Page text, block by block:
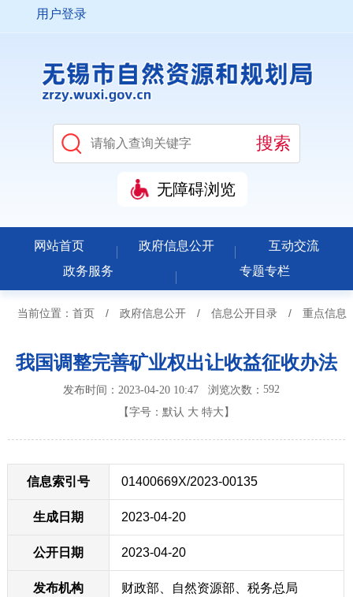
用户登录
无障碍浏览
网站首页 政府信息公开
互动交流
政务服务
专题专栏
当前位置： 首页 / 政府信息公开 / 信息公开目录 / 重点信息
我国调整完善矿业权出让收益征收办法
发布时间：2023-04-20 10:47 浏览次数： 592
【字号： 默认 大 特大 】
信息索引号 01400669X/2023-00135
生成日期 2023-04-20
公开日期 2023-04-20
发布机构 财政部、自然资源部、税务总局